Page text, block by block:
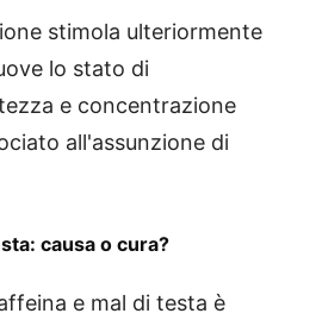
stimola ulteriormente
lo stato di
e concentrazione
all'assunzione di
causa o cura?
e mal di testa è